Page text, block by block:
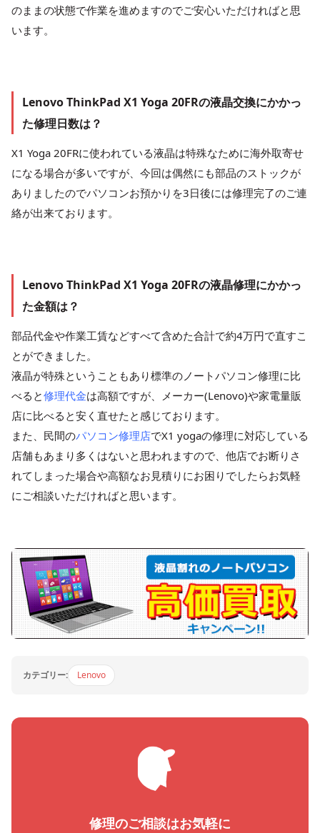
のままの状態で作業を進めますのでご安心いただければと思
います。
Lenovo ThinkPad X1 Yoga 20FRの液晶交換にかかっ
た修理日数は？
X1 Yoga 20FRに使われている液晶は特殊なために海外取寄せ
になる場合が多いですが、今回は偶然にも部品のストックが
ありましたのでパソコンお預かりを3日後には修理完了のご連
絡が出来ております。
Lenovo ThinkPad X1 Yoga 20FRの液晶修理にかかっ
た金額は？
部品代金や作業工賃などすべて含めた合計で約4万円で直すこ
とができました。
液晶が特殊ということもあり標準のノートパソコン修理に比
べると修理代金は高額ですが、メーカー(Lenovo)や家電量販
店に比べると安く直せたと感じております。
また、民間のパソコン修理店でX1 yogaの修理に対応している
店舗もあまり多くはないと思われますので、他店でお断りさ
れてしまった場合や高額なお見積りにお困りでしたらお気軽
にご相談いただければと思います。
カテゴリー: Lenovo
修理のご相談はお気軽に